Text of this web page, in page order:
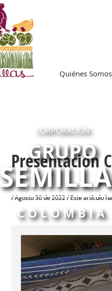
Quiénes Somos
CORPORACIÓN
GRUPO
COLOMBIA
Presentación
/ Agosto 30 de 2022 / Este artículo